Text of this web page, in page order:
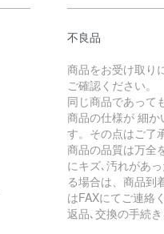
不良品
商品をお受け取り
ご確認ください。
同じ商品であって
商品の仕様が 細か
す。その点はご了
商品の品質は万全
にキズ､汚れがあ
る場合は、商品到
はFAXにてご連絡
返品､交換の手続き